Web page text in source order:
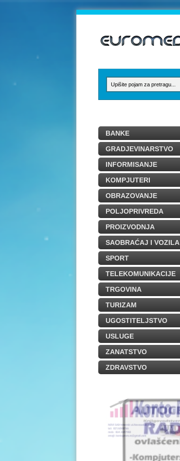
BANKE
GRADJEVINARSTVO
INFORMISANJE
KOMPJUTERI
OBRAZOVANJE
POLJOPRIVREDA
PROIZVODNJA
SAOBRAĆAJ I VOZILA
SPORT
TELEKOMUNIKACIJE
TRGOVINA
TURIZAM
UGOSTITELJSTVO
USLUGE
ZANATSTVO
ZDRAVSTVO